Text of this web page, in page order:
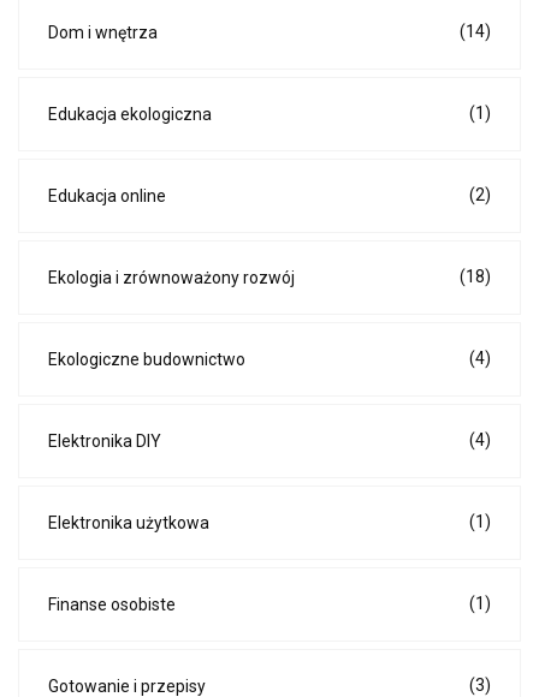
Dom i wnętrza (14)
Edukacja ekologiczna (1)
Edukacja online (2)
Ekologia i zrównoważony rozwój (18)
Ekologiczne budownictwo (4)
Elektronika DIY (4)
Elektronika użytkowa (1)
Finanse osobiste (1)
Gotowanie i przepisy (3)